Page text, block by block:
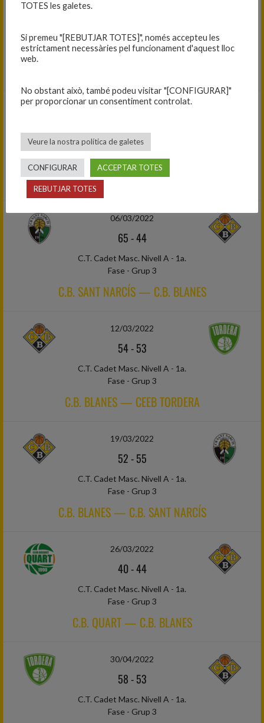
C.T. Cadet Masc. Nivell A - Fase
Prèvia - Grup 1
29/01/2022
C.T. Cadet Masc. Nivell A - Fase
Prèvia - Grup 1
C.B. LLAGOSTERA — C.B. BLANES
06/03/2022
65-44
C.T. Cadet Masc. Nivell A - 1a.
Fase - Grup 3
C.B. SANT NARCÍS — C.B. BLANES
12/03/2022
54-53
C.T. Cadet Masc. Nivell A - 1a.
Fase - Grup 3
C.B. BLANES — CEEB TORDERA
19/03/2022
52-55
C.T. Cadet Masc. Nivell A - 1a.
Fase - Grup 3
C.B. BLANES — C.B. SANT NARCÍS
26/03/2022
40-44
C.T. Cadet Masc. Nivell A - 1a.
Fase - Grup 3
C.B. QUART — C.B. BLANES
30/04/2022
58-53
C.T. Cadet Masc. Nivell A - 1a.
Fase - Grup 3
TOTES les galetes.
Si premeu "[REBUTJAR TOTES]", només accepteu les
estrictament necessàries pel funcionament d'aquest lloc
web.
No obstant això, també podeu visitar "[CONFIGURAR]"
per proporcionar un consentiment controlat.
Veure la nostra política de galetes
CONFIGURAR ACCEPTAR TOTES
REBUTJAR TOTES